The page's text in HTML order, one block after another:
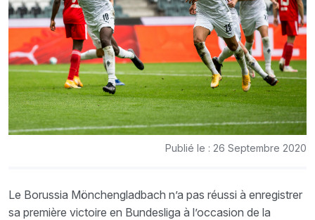
Publié le : 26 Septembre 2020
Le Borussia Mönchengladbach n’a pas réussi à enregistrer
sa première victoire en Bundesliga à l’occasion de la